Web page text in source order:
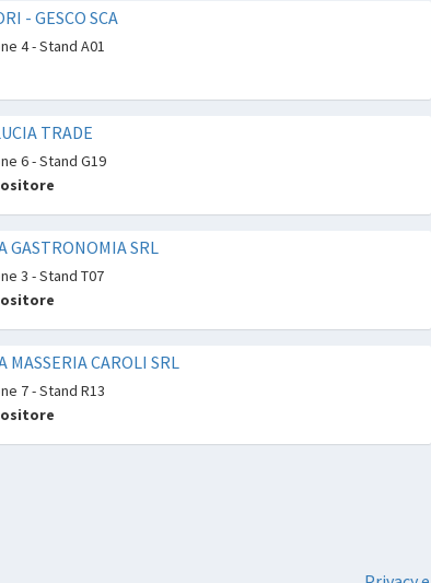
- GESCO SCA
4 - Stand A01
TRADE
6 - Stand G19
GASTRONOMIA SRL
3 - Stand T07
MASSERIA CAROLI SRL
7 - Stand R13